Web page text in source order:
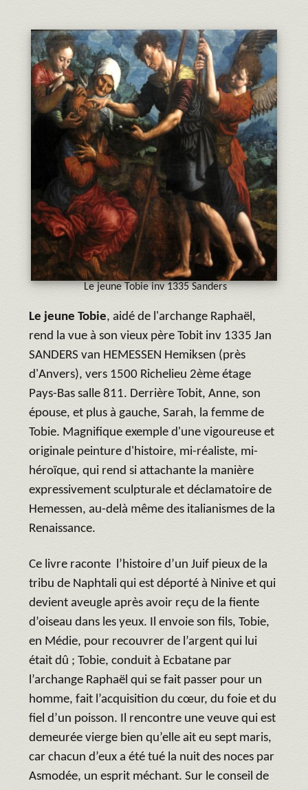
Le jeune Tobie inv 1335 Sanders
Le jeune Tobie, aidé de l'archange Raphaël,
rend la vue à son vieux père Tobit inv 1335 Jan
SANDERS van HEMESSEN Hemiksen (près
d'Anvers), vers 1500 Richelieu 2ème étage
Pays-Bas salle 811. Derrière Tobit, Anne, son
épouse, et plus à gauche, Sarah, la femme de
Tobie. Magnifique exemple d'une vigoureuse et
originale peinture d'histoire, mi-réaliste, mi-
héroïque, qui rend si attachante la manière
expressivement sculpturale et déclamatoire de
Hemessen, au-delà même des italianismes de la
Renaissance.
Ce livre raconte l’histoire d’un Juif pieux de la
tribu de Naphtali qui est déporté à Ninive et qui
devient aveugle après avoir reçu de la fiente
d’oiseau dans les yeux. Il envoie son fils, Tobie,
en Médie, pour recouvrer de l’argent qui lui
était dû ; Tobie, conduit à Ecbatane par
l’archange Raphaël qui se fait passer pour un
homme, fait l’acquisition du cœur, du foie et du
fiel d’un poisson. Il rencontre une veuve qui est
demeurée vierge bien qu’elle ait eu sept maris,
car chacun d’eux a été tué la nuit des noces par
Asmodée, un esprit méchant. Sur le conseil de